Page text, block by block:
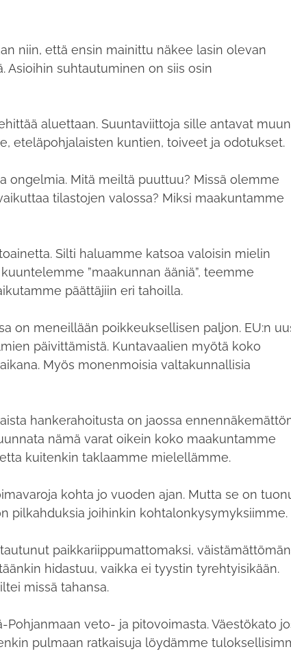
niin, että ensin mainittu näkee lasin olevan
Asioihin suhtautuminen on siis osin
aluettaan. Suuntaviittoja sille antavat muun
eteläpohjalaisten kuntien, toiveet ja odotukset.
ongelmia. Mitä meiltä puuttuu? Missä olemme
tilastojen valossa? Miksi maakuntamme
Silti haluamme katsoa valoisin mielin
”maakunnan ääniä”, teemme
päättäjiin eri tahoilla.
on meneillään poikkeuksellisen paljon. EU:n
päivittämistä. Kuntavaalien myötä koko
Myös monenmoisia valtakunnallisia
hankerahoitusta on jaossa
nämä varat oikein koko maakuntamme
kuitenkin taklaamme mielellämme.
kohta jo vuoden ajan. Mutta se on
pilkahduksia joihinkin kohtalonkysymyksiimme.
paikkariippumattomaksi,
hidastuu, vaikka ei tyystin tyrehtyisikään.
missä tahansa.
veto- ja pitovoimasta. Väestökato
pulmaan ratkaisuja löydämme